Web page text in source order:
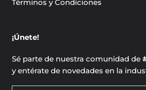
Términos y Condiciones
¡Únete!
Sé parte de nuestra comunidad de
y entérate de novedades en la